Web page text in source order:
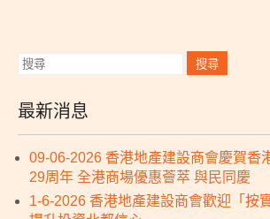
最新消息
09-06-2026 香港地產建設商會慶賀香
29周年 全港商場優惠薈萃 與民同慶
1-6-2026 香港地產建設商會歡迎「按